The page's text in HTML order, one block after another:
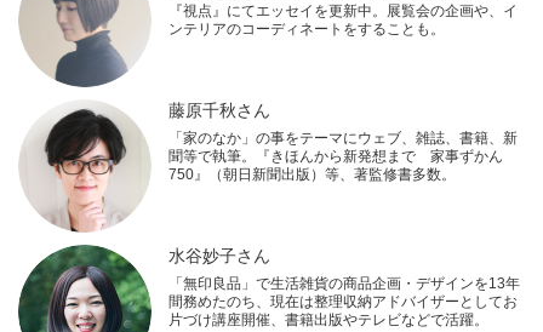
『視点』にてエッセイを更新中。展覧会の企画や、イ
ンテリアのコーディネートをすることも。
藤原千秋さん
「家のなか」の事をテーマにウェブ、雑誌、書籍、新
聞等で執筆。『きほんから新発想まで 家事ずかん
750』（朝日新聞出版）等、著監修書多数。
水谷妙子さん
「無印良品」で生活雑貨の商品企画・デザインを13年
間務めたのち、現在は整理収納アドバイザーとしてお
片づけ講座開催、書籍出版やテレビなどで活躍。